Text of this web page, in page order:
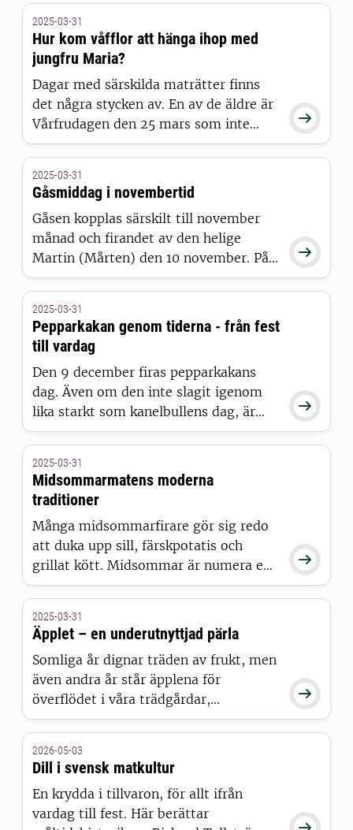
Måltidsforskaren Richard Tellström tar
med oss på en historisk vandring i
gåsens historia med en
framtidsspaning om gåsen som
klimatsmart festmat året om.

2025-03-31
Hur kom våfflor att hänga ihop med
jungfru Maria?
Dagar med särskilda maträtter finns
det några stycken av. En av de äldre är
Vårfrudagen den 25 mars som inte
sällan högtidlighålls med våfflor.
Måltidshistorikern Richard Tellström
förklarar närmare för oss hur jungfru
Maria och våffelätande kom att hänga
ihop.

2025-03-31
Gåsmiddag i novembertid
Gåsen kopplas särskilt till november
månad och firandet av den helige
Martin (Mårten) den 10 november. På
senhösten var det dags slakta ut de
feta sommargässen innan de började
magra av sig. Måltidshistorikern
Richard Tellström berättar i den här
krönikan mer om gåsätandets historia.

2025-03-31
Pepparkakan genom tiderna - från fest
till vardag
Den 9 december firas pepparkakans
dag. Även om den inte slagit igenom
lika starkt som kanelbullens dag, är
december tveklöst pepparkakans
månad för svenska folket. Läs
måltidsforskaren Richard Tellströms
betraktelse över pepparkakan genom
tiderna.

2025-03-31
Midsommarmatens moderna
traditioner
Många midsommarfirare gör sig redo
att duka upp sill, färskpotatis och
grillat kött. Midsommar är numera en
stor festmatshelg men var det inte
historiskt. Läs måltidsforskaren
Richard Tellströms krönika över
midsommarmaten.

2025-03-31
Äpplet – en underutnyttjad pärla
Somliga år dignar träden av frukt, men
även andra år står äpplena för
överflödet i våra trädgårdar,
grönsaksdiskar och fruktkorgar på
jobbet. Läs måltidsforskaren Richard
Tellströms krönika om äpplet genom
Sveriges historia och forskningen om
dess framtid.

2026-05-03
Dill i svensk matkultur
En krydda i tillvaron, för allt ifrån
vardag till fest. Här berättar